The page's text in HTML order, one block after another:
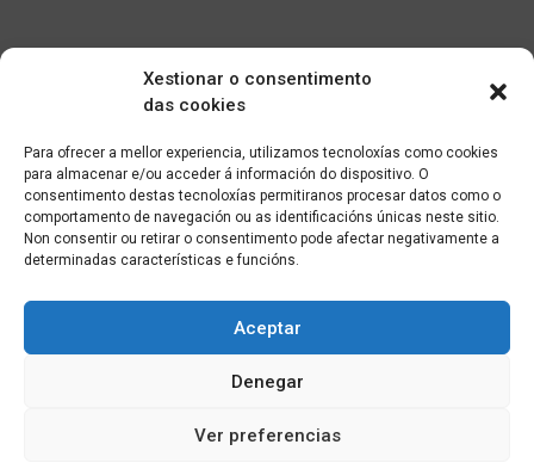
Xestionar o consentimento
das cookies
Para ofrecer a mellor experiencia, utilizamos tecnoloxías como cookies
para almacenar e/ou acceder á información do dispositivo. O
consentimento destas tecnoloxías permitiranos procesar datos como o
comportamento de navegación ou as identificacións únicas neste sitio.
Non consentir ou retirar o consentimento pode afectar negativamente a
determinadas características e funcións.
Aceptar
Denegar
Ver preferencias